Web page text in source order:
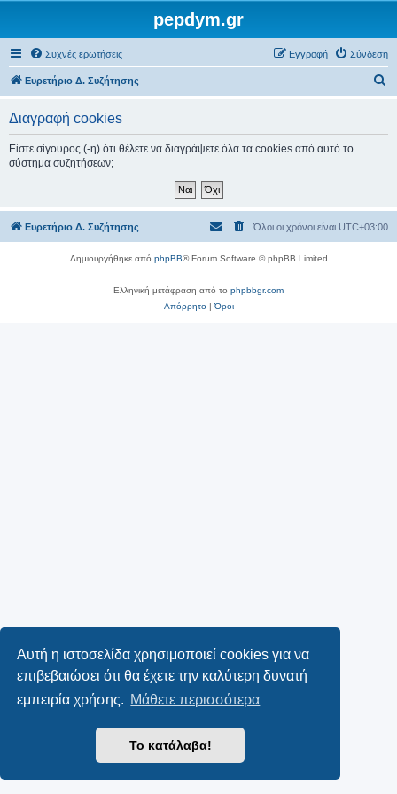
Αυτή η ιστοσελίδα χρησιμοποιεί cookies για να
επιβεβαιώσει ότι θα έχετε την καλύτερη δυνατή
εμπειρία χρήσης. Μάθετε περισσότερα
Το κατάλαβα!
pepdym.gr
Συχνές ερωτήσεις Σύνδεση
Εγγραφή
Ευρετήριο Δ. Συζήτησης
σ
Διαγραφή cookies
Είστε σίγουρος (-η) ότι θέλετε να διαγράψετε όλα τα cookies από αυτό το
σύστημα συζητήσεων;
Ευρετήριο Δ. Συζήτησης Όλοι οι χρόνοι είναι UTC+03:00
Δημιουργήθηκε από phpBB® Forum Software © phpBB Limited
Ελληνική μετάφραση από το phpbbgr.com
Απόρρητο|Όροι